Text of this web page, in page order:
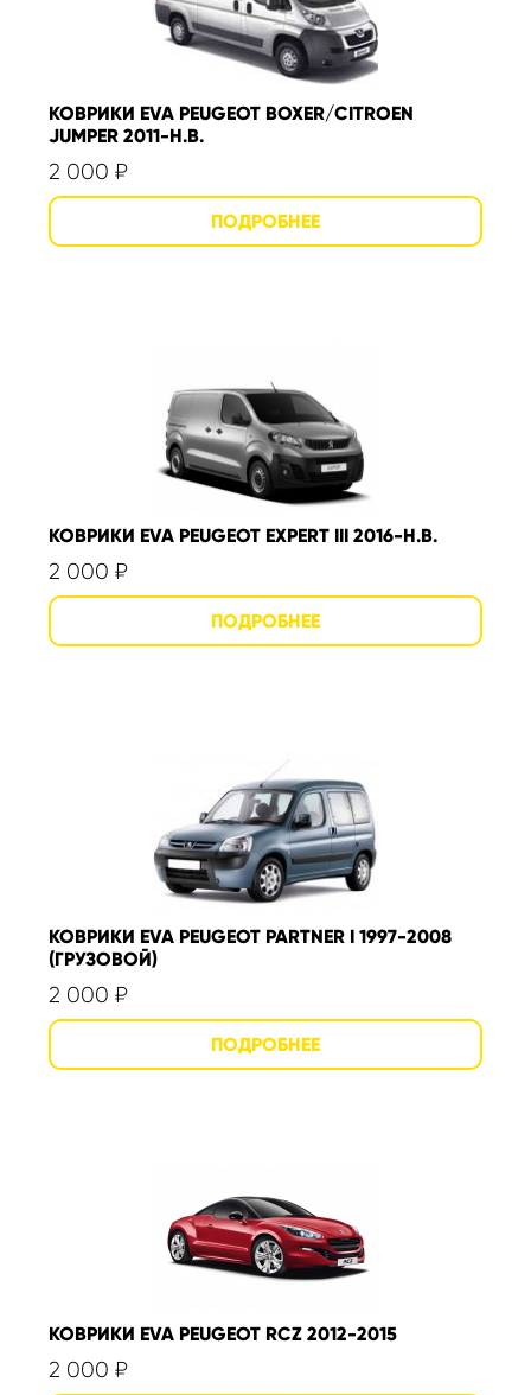
КОВРИКИ EVA PEUGEOT BOXER/CITROEN
JUMPER 2011-Н.В.
2 000 ₽
КОВРИКИ EVA PEUGEOT EXPERT III 2016-Н.В.
2 000 ₽
КОВРИКИ EVA PEUGEOT PARTNER I 1997-2008
(ГРУЗОВОЙ)
2 000 ₽
КОВРИКИ EVA PEUGEOT RCZ 2012-2015
2 000 ₽